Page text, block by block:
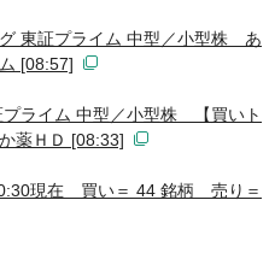
東証プライム 中型／小型株 あ
[08:57]
ライム 中型／小型株 【買いト
薬ＨＤ [08:33]
現在 買い＝ 44 銘柄 売り＝